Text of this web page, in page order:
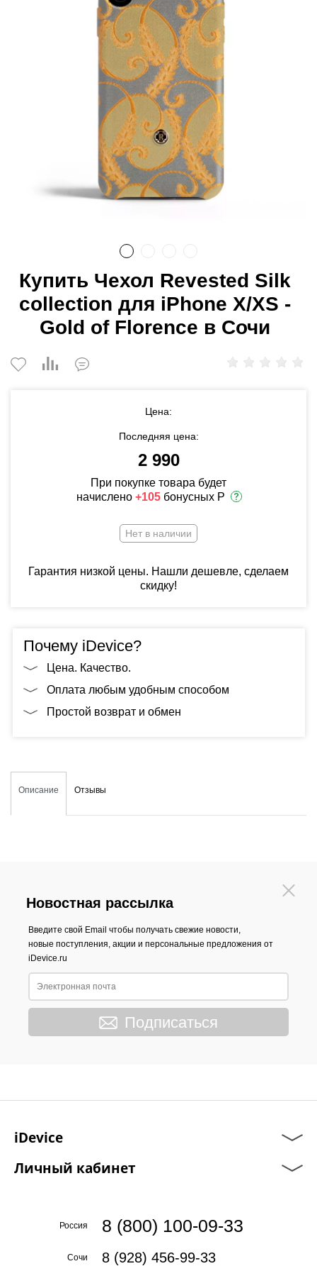
Купить Чехол Revested Silk
collection для iPhone X/XS -
Gold of Florence в Сочи
Цена:
Последняя цена:
2 990
При покупке товара будет
начислено +105 бонусных Р
Нет в наличии
Гарантия низкой цены. Нашли дешевле, сделаем
скидку!
Почему iDevice?
Цена. Качество.
Оплата любым удобным способом
Простой возврат и обмен
Описание Отзывы
Новостная рассылка
Введите свой Email чтобы получать свежие новости,
новые поступления, акции и персональные предложения от
iDevice.ru
Подписаться
iDevice
Личный кабинет
Россия 8 (800) 100-09-33
Сочи 8 (928) 456-99-33